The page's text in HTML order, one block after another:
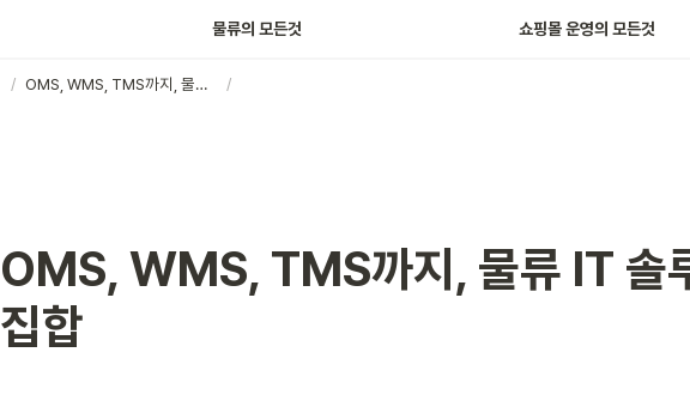
물류의 모든것 쇼핑몰 운영의 모든것
/ OMS, WMS, TMS까지, 물류 IT 솔루션 총집합 /
OMS, WMS, TMS까지, 물류 IT 솔
집합